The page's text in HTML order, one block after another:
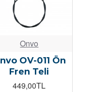
Onvo
OV-011 Ön
Fren Teli
449,00TL